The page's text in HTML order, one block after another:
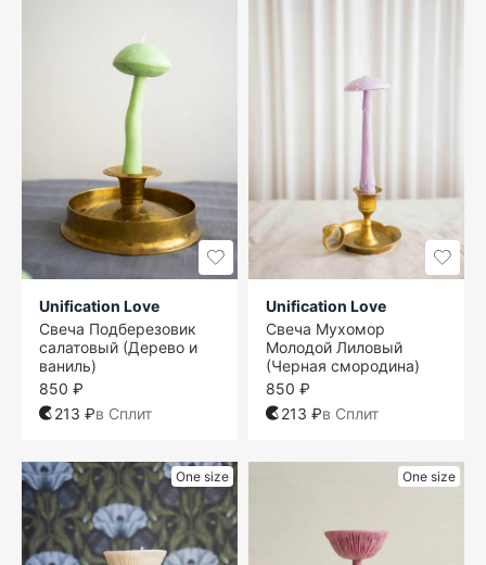
Unification Love
Свеча Подберезовик
салатовый (Дерево и
ваниль)
850 ₽
213 ₽в Сплит
Unification Love
Свеча Мухомор
Молодой Лиловый
(Черная смородина)
850 ₽
213 ₽в Сплит
One size One size